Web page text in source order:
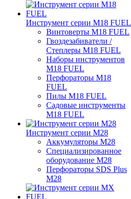
Инструмент серии M18 FUEL
Винтоверты M18 FUEL
Гвоздезабиватели /
Степлеры M18 FUEL
Наборы инструментов
M18 FUEL
Перфораторы M18
FUEL
Пилы M18 FUEL
Садовые инструменты
M18 FUEL
Инструмент серии M28
Аккумуляторы M28
Специализированное
оборудование M28
Перфораторы SDS Plus
M28